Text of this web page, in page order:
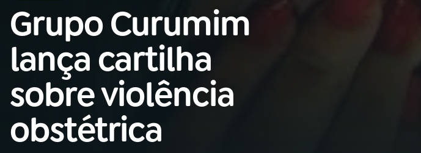
Buscar
na
Rádio
Nacional
AO VIVO
01 INÍCIO
02A RÁDIO
Grupo Curumim
lança cartilha
sobre violência
obstétrica